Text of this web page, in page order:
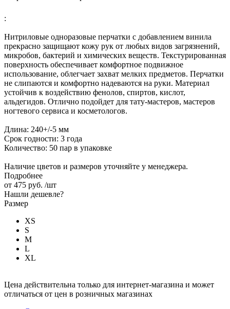
:
Нитриловые одноразовые перчатки с добавлением винила
прекрасно защищают кожу рук от любых видов загрязнений,
микробов, бактерий и химических веществ. Текстурированная
поверхность обеспечивает комфортное подвижное
использование, облегчает захват мелких предметов. Перчатки
не слипаются и комфортно надеваются на руки. Материал
устойчив к воздействию фенолов, спиртов, кислот,
альдегидов. Отлично подойдет для тату-мастеров, мастеров
ногтевого сервиса и косметологов.
Длина: 240+/-5 мм
Срок годности: 3 года
Количество: 50 пар в упаковке
Наличие цветов и размеров уточняйте у менеджера.
Подробнее
от 475 руб. /шт
Нашли дешевле?
Размер
XS
S
M
L
XL
Цена действительна только для интернет-магазина и может
отличаться от цен в розничных магазинах